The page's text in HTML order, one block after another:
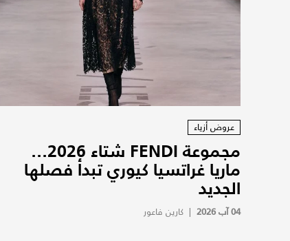
عروض أزياء
مجموعة FENDI شتاء 2026...
ماريا غراتسيا كيوري تبدأ فصلها
الجديد
04 آب 2026 | كارين فاعور